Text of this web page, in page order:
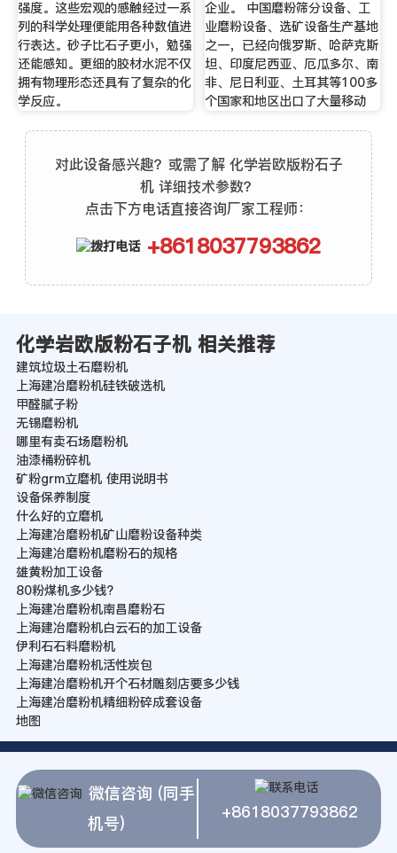
强度。这些宏观的感触经过一系
列的科学处理便能用各种数值进
行表达。砂子比石子更小，勉强
还能感知。更细的胶材水泥不仅
拥有物理形态还具有了复杂的化
学反应。
企业。 中国磨粉筛分设备、工
业磨粉设备、选矿设备生产基地
之一，已经向俄罗斯、哈萨克斯
坦、印度尼西亚、厄瓜多尔、南
非、尼日利亚、土耳其等100多
个国家和地区出口了大量移动
对此设备感兴趣？或需了解 化学岩欧版粉石子
机 详细技术参数？
点击下方电话直接咨询厂家工程师：
+8618037793862
化学岩欧版粉石子机 相关推荐
建筑垃圾土石磨粉机
上海建冶磨粉机硅铁破选机
甲醛腻子粉
无锡磨粉机
哪里有卖石场磨粉机
油漆桶粉碎机
矿粉grm立磨机 使用说明书
设备保养制度
什么好的立磨机
上海建冶磨粉机矿山磨粉设备种类
上海建冶磨粉机磨粉石的规格
雄黄粉加工设备
80粉煤机多少钱?
上海建冶磨粉机南昌磨粉石
上海建冶磨粉机白云石的加工设备
伊利石石料磨粉机
上海建冶磨粉机活性炭包
上海建冶磨粉机开个石材雕刻店要多少钱
上海建冶磨粉机精细粉碎成套设备
地图
微信咨询 (同手
机号)
+8618037793862